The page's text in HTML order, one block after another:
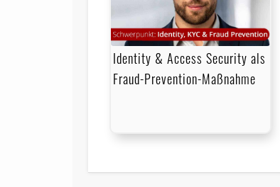
Identity & Access Security als
Fraud-Prevention-Maßnahme